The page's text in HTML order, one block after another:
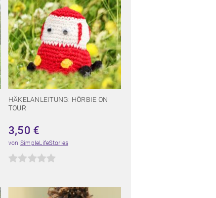
HÄKELANLEITUNG: HÖRBIE ON
TOUR
3,50 €
von SimpleLifeStories